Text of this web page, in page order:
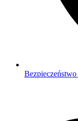
Bezpieczeństwo